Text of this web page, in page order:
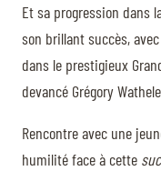
Et sa progression dans
son brillant succès,
dans le prestigieux
devancé Grégory
Rencontre avec une
humilité face à cette